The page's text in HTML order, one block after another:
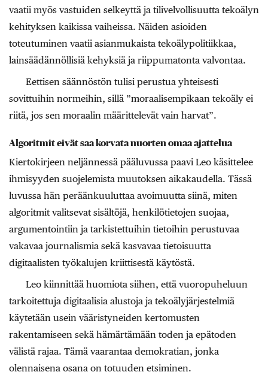
vaatii myös vastuiden selkeyttä ja tilivelvollisuutta tekoälyn
kehityksen kaikissa vaiheissa. Näiden asioiden
toteutuminen vaatii asianmukaista tekoälypolitiikkaa,
lainsäädännöllisiä kehyksiä ja riippumatonta valvontaa.
Eettisen säännöstön tulisi perustua yhteisesti
sovittuihin normeihin, sillä ”moraalisempikaan tekoäly ei
riitä, jos sen moraalin määrittelevät vain harvat”.
Algoritmit eivät saa korvata nuorten omaa ajattelua
Kiertokirjeen neljännessä pääluvussa paavi Leo käsittelee
ihmisyyden suojelemista muutoksen aikakaudella. Tässä
luvussa hän peräänkuuluttaa avoimuutta siinä, miten
algoritmit valitsevat sisältöjä, henkilötietojen suojaa,
argumentointiin ja tarkistettuihin tietoihin perustuvaa
vakavaa journalismia sekä kasvavaa tietoisuutta
digitaalisten työkalujen kriittisestä käytöstä.
Leo kiinnittää huomiota siihen, että vuoropuheluun
tarkoitettuja digitaalisia alustoja ja tekoälyjärjestelmiä
käytetään usein vääristyneiden kertomusten
rakentamiseen sekä hämärtämään toden ja epätoden
välistä rajaa. Tämä vaarantaa demokratian, jonka
olennaisena osana on totuuden etsiminen.